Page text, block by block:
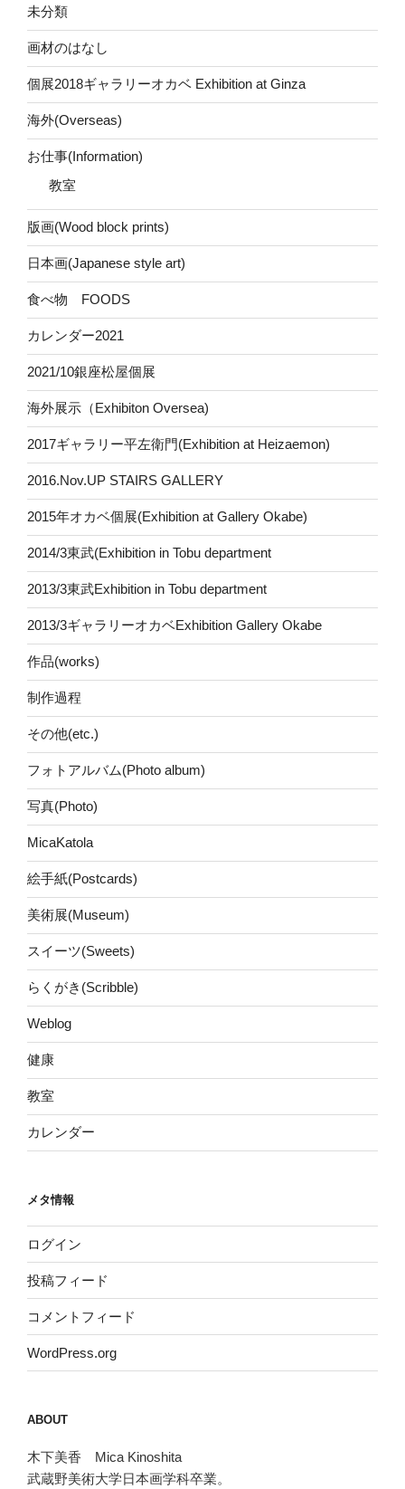
未分類
画材のはなし
個展2018ギャラリーオカベ Exhibition at Ginza
海外(Overseas)
お仕事(Information)
教室
版画(Wood block prints)
日本画(Japanese style art)
食べ物 FOODS
カレンダー2021
2021/10銀座松屋個展
海外展示（Exhibiton Oversea)
2017ギャラリー平左衛門(Exhibition at Heizaemon)
2016.Nov.UP STAIRS GALLERY
2015年オカベ個展(Exhibition at Gallery Okabe)
2014/3東武(Exhibition in Tobu department
2013/3東武Exhibition in Tobu department
2013/3ギャラリーオカベExhibition Gallery Okabe
作品(works)
制作過程
その他(etc.)
フォトアルバム(Photo album)
写真(Photo)
MicaKatola
絵手紙(Postcards)
美術展(Museum)
スイーツ(Sweets)
らくがき(Scribble)
Weblog
健康
教室
カレンダー
メタ情報
ログイン
投稿フィード
コメントフィード
WordPress.org
ABOUT
木下美香 Mica Kinoshita
武蔵野美術大学日本画学科卒業。